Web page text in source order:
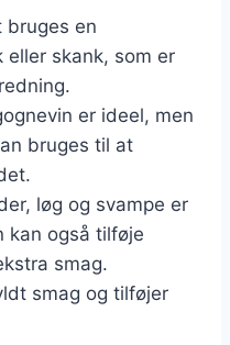
bruges en
skank, som er
er ideel, men
bruges til at
løg og svampe er
kan også tilføje
smag.
smag og tilføjer